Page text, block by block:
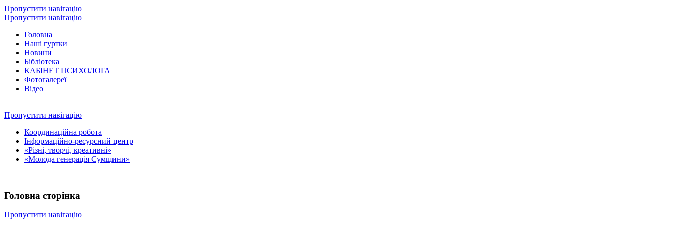
Пропустити навігацію
Пропустити навігацію
Головна
Наші гуртки
Новини
Бібліотека
КАБІНЕТ ПСИХОЛОГА
Фотогалереї
Відео
Пропустити навігацію
Координаційна робота
Інформаційно-ресурсний центр
«Різні, творчі, креативні»
«Молода генерація Сумщини»
Головна сторінка
Пропустити навігацію